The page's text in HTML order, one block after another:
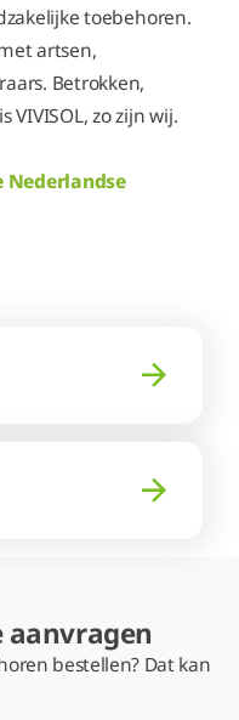
toebehoren.
artsen,
Betrokken,
zo zijn wij.
Nederlandse
aanvragen
bestellen? Dat kan
portalen.